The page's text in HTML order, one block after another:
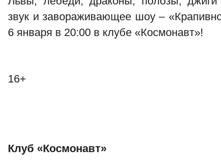
звук и завораживающее шоу –
6 января в 20:00 в клубе «Космонавт»!
16+
Клуб «Космонавт»